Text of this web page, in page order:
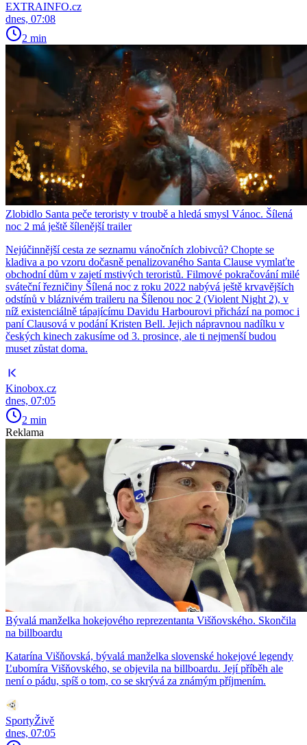
EXTRAINFO.cz
dnes, 07:08
2 min
Zlobidlo Santa peče teroristy v troubě a hledá smysl Vánoc. Šílená
noc 2 má ještě šílenější trailer
Nejúčinnější cesta ze seznamu vánočních zlobivců? Chopte se
kladiva a po vzoru dočasně penalizovaného Santa Clause vymlaťte
obchodní dům v zajetí mstivých teroristů. Filmové pokračování milé
sváteční řezničiny Šílená noc z roku 2022 nabývá ještě krvavějších
odstínů v bláznivém traileru na Šílenou noc 2 (Violent Night 2), v
níž existenciálně tápajícímu Davidu Harbourovi přichází na pomoc i
paní Clausová v podání Kristen Bell. Jejich nápravnou nadílku v
českých kinech zakusíme od 3. prosince, ale ti nejmenší budou
muset zůstat doma.
Kinobox.cz
dnes, 07:05
2 min
Reklama
Bývalá manželka hokejového reprezentanta Višňovského. Skončila
na billboardu
Katarína Višňovská, bývalá manželka slovenské hokejové legendy
Ľubomíra Višňovského, se objevila na billboardu. Její příběh ale
není o pádu, spíš o tom, co se skrývá za známým příjmením.
SportyŽivě
dnes, 07:05